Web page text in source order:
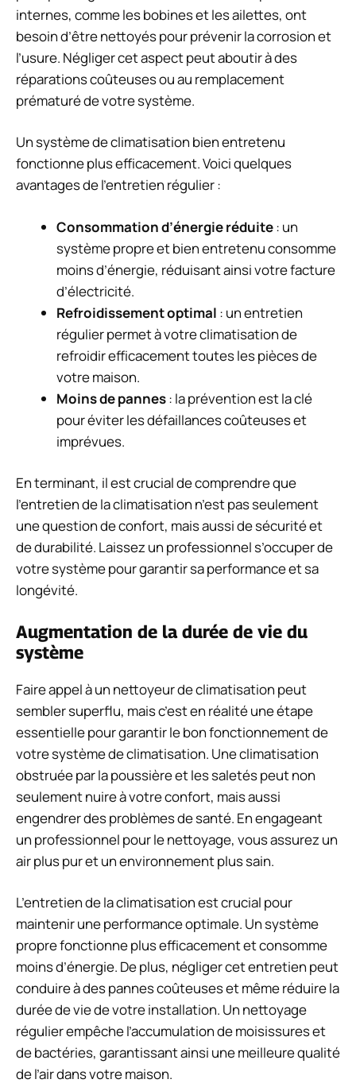
internes, comme les bobines et les ailettes, ont
besoin d’être nettoyés pour prévenir la corrosion et
l’usure. Négliger cet aspect peut aboutir à des
réparations coûteuses ou au remplacement
prématuré de votre système.
Un système de climatisation bien entretenu
fonctionne plus efficacement. Voici quelques
avantages de l’entretien régulier :
Consommation d’énergie réduite: un
système propre et bien entretenu consomme
moins d’énergie, réduisant ainsi votre facture
d’électricité.
Refroidissement optimal : un entretien
régulier permet à votre climatisation de
refroidir efficacement toutes les pièces de
votre maison.
Moins de pannes: la prévention est la clé
pour éviter les défaillances coûteuses et
imprévues.
En terminant, il est crucial de comprendre que
l’entretien de la climatisation n’est pas seulement
une question de confort, mais aussi de sécurité et
de durabilité. Laissez un professionnel s’occuper de
votre système pour garantir sa performance et sa
longévité.
Augmentation de la durée de vie du
système
Faire appel à un nettoyeur de climatisation peut
sembler superflu, mais c’est en réalité une étape
essentielle pour garantir le bon fonctionnement de
votre système de climatisation. Une climatisation
obstruée par la poussière et les saletés peut non
seulement nuire à votre confort, mais aussi
engendrer des problèmes de santé. En engageant
un professionnel pour le nettoyage, vous assurez un
air plus pur et un environnement plus sain.
L’entretien de la climatisation est crucial pour
maintenir une performance optimale. Un système
propre fonctionne plus efficacement et consomme
moins d’énergie. De plus, négliger cet entretien peut
conduire à des pannes coûteuses et même réduire la
durée de vie de votre installation. Un nettoyage
régulier empêche l’accumulation de moisissures et
de bactéries, garantissant ainsi une meilleure qualité
de l’air dans votre maison.